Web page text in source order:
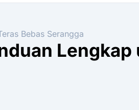
Bebas Serangga
Lengkap